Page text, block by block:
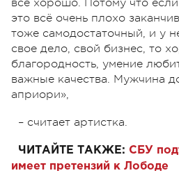
всё хорошо. Потому что
это всё очень плохо
тоже самодостаточный, и у
свое дело, свой бизнес, то
благородность, умение
важные качества. Мужчина
априори»,
– считает артистка.
ЧИТАЙТЕ ТАКЖЕ: СБУ
имеет претензий к Лободе